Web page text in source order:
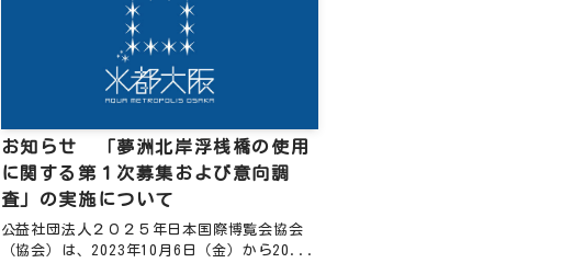
お知らせ 「夢洲北岸浮桟橋の使用
に関する第１次募集および意向調
査」の実施について
公益社団法人２０２５年日本国際博覧会協会
（協会）は、2023年10月6日（金）から20...